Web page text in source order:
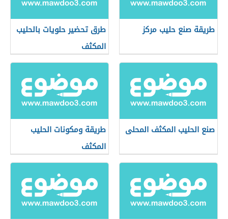
طريقة صنع حليب مركز
طرق تحضير حلويات بالحليب
المكثف
صنع الحليب المكثف المحلى
طريقة ومكونات الحليب
المكثف